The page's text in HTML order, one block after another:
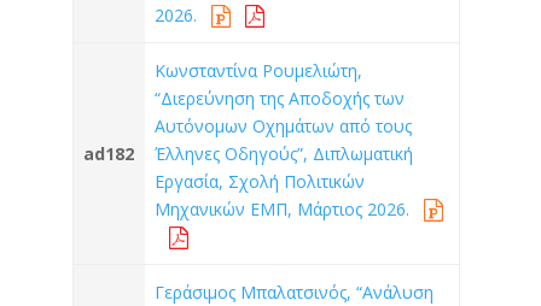
2026.
ad182
Κωνσταντίνα Ρουμελιώτη,
“Διερεύνηση της Αποδοχής των
Αυτόνομων Οχημάτων από τους
Έλληνες Οδηγούς”, Διπλωματική
Εργασία, Σχολή Πολιτικών
Μηχανικών ΕΜΠ, Μάρτιος 2026.
Γεράσιμος Μπαλατσινός, “Ανάλυση